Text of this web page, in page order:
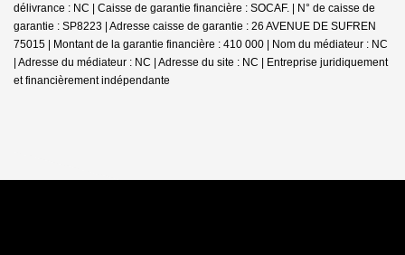
délivrance : NC | Caisse de garantie financière : SOCAF. | N° de caisse de
garantie : SP8223 | Adresse caisse de garantie : 26 AVENUE DE SUFREN
75015 | Montant de la garantie financière : 410 000 | Nom du médiateur : NC
| Adresse du médiateur : NC | Adresse du site : NC | Entreprise juridiquement
et financièrement indépendante